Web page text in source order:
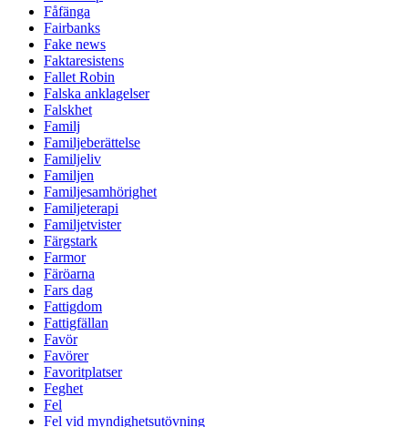
Fåfänga
Fairbanks
Fake news
Faktaresistens
Fallet Robin
Falska anklagelser
Falskhet
Familj
Familjeberättelse
Familjeliv
Familjen
Familjesamhörighet
Familjeterapi
Familjetvister
Färgstark
Farmor
Färöarna
Fars dag
Fattigdom
Fattigfällan
Favör
Favörer
Favoritplatser
Feghet
Fel
Fel vid myndighetsutövning